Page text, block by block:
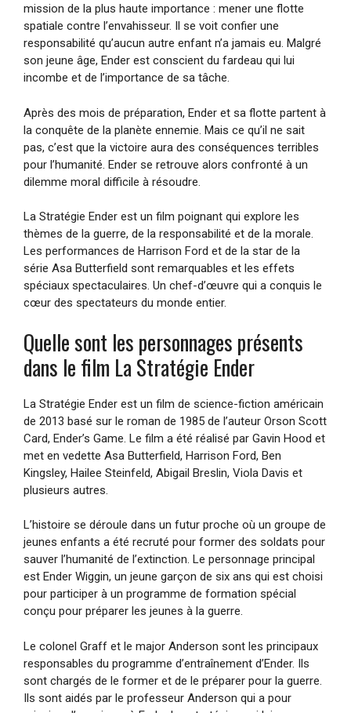
mission de la plus haute importance : mener une flotte
spatiale contre l’envahisseur. Il se voit confier une
responsabilité qu’aucun autre enfant n’a jamais eu. Malgré
son jeune âge, Ender est conscient du fardeau qui lui
incombe et de l’importance de sa tâche.
Après des mois de préparation, Ender et sa flotte partent à
la conquête de la planète ennemie. Mais ce qu’il ne sait
pas, c’est que la victoire aura des conséquences terribles
pour l’humanité. Ender se retrouve alors confronté à un
dilemme moral difficile à résoudre.
La Stratégie Ender est un film poignant qui explore les
thèmes de la guerre, de la responsabilité et de la morale.
Les performances de Harrison Ford et de la star de la
série Asa Butterfield sont remarquables et les effets
spéciaux spectaculaires. Un chef-d’œuvre qui a conquis le
cœur des spectateurs du monde entier.
Quelle sont les personnages présents
dans le film La Stratégie Ender
La Stratégie Ender est un film de science-fiction américain
de 2013 basé sur le roman de 1985 de l’auteur Orson Scott
Card, Ender’s Game. Le film a été réalisé par Gavin Hood et
met en vedette Asa Butterfield, Harrison Ford, Ben
Kingsley, Hailee Steinfeld, Abigail Breslin, Viola Davis et
plusieurs autres.
L’histoire se déroule dans un futur proche où un groupe de
jeunes enfants a été recruté pour former des soldats pour
sauver l’humanité de l’extinction. Le personnage principal
est Ender Wiggin, un jeune garçon de six ans qui est choisi
pour participer à un programme de formation spécial
conçu pour préparer les jeunes à la guerre.
Le colonel Graff et le major Anderson sont les principaux
responsables du programme d’entraînement d’Ender. Ils
sont chargés de le former et de le préparer pour la guerre.
Ils sont aidés par le professeur Anderson qui a pour